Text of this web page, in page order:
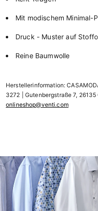
Mit modischem Minimal-
Druck - Muster auf
Reine Baumwolle
Herstellerinformation:
3272 | Gutenbergstraße 7, 26135
onlineshop@venti.com